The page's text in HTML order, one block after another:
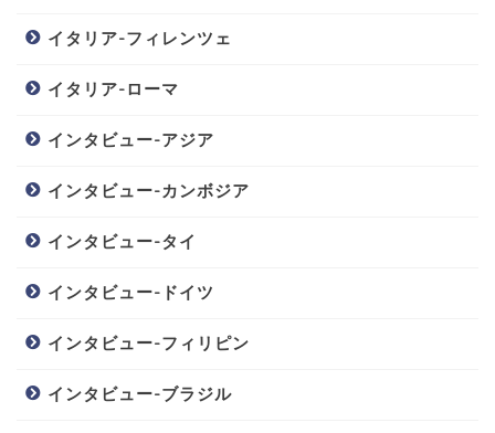
イタリア-フィレンツェ
イタリア-ローマ
インタビュー-アジア
インタビュー-カンボジア
インタビュー-タイ
インタビュー-ドイツ
インタビュー-フィリピン
インタビュー-ブラジル